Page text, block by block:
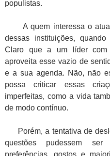
populistas.
A quem interessa o atual
dessas instituições,
Claro que a um líder com
aproveita esse vazio de
e a sua agenda. Não, não
possa criticar essas
imperfeitas, como a vida
de modo contínuo.
Porém, a tentativa de
questões pudessem
preferências, gostos e